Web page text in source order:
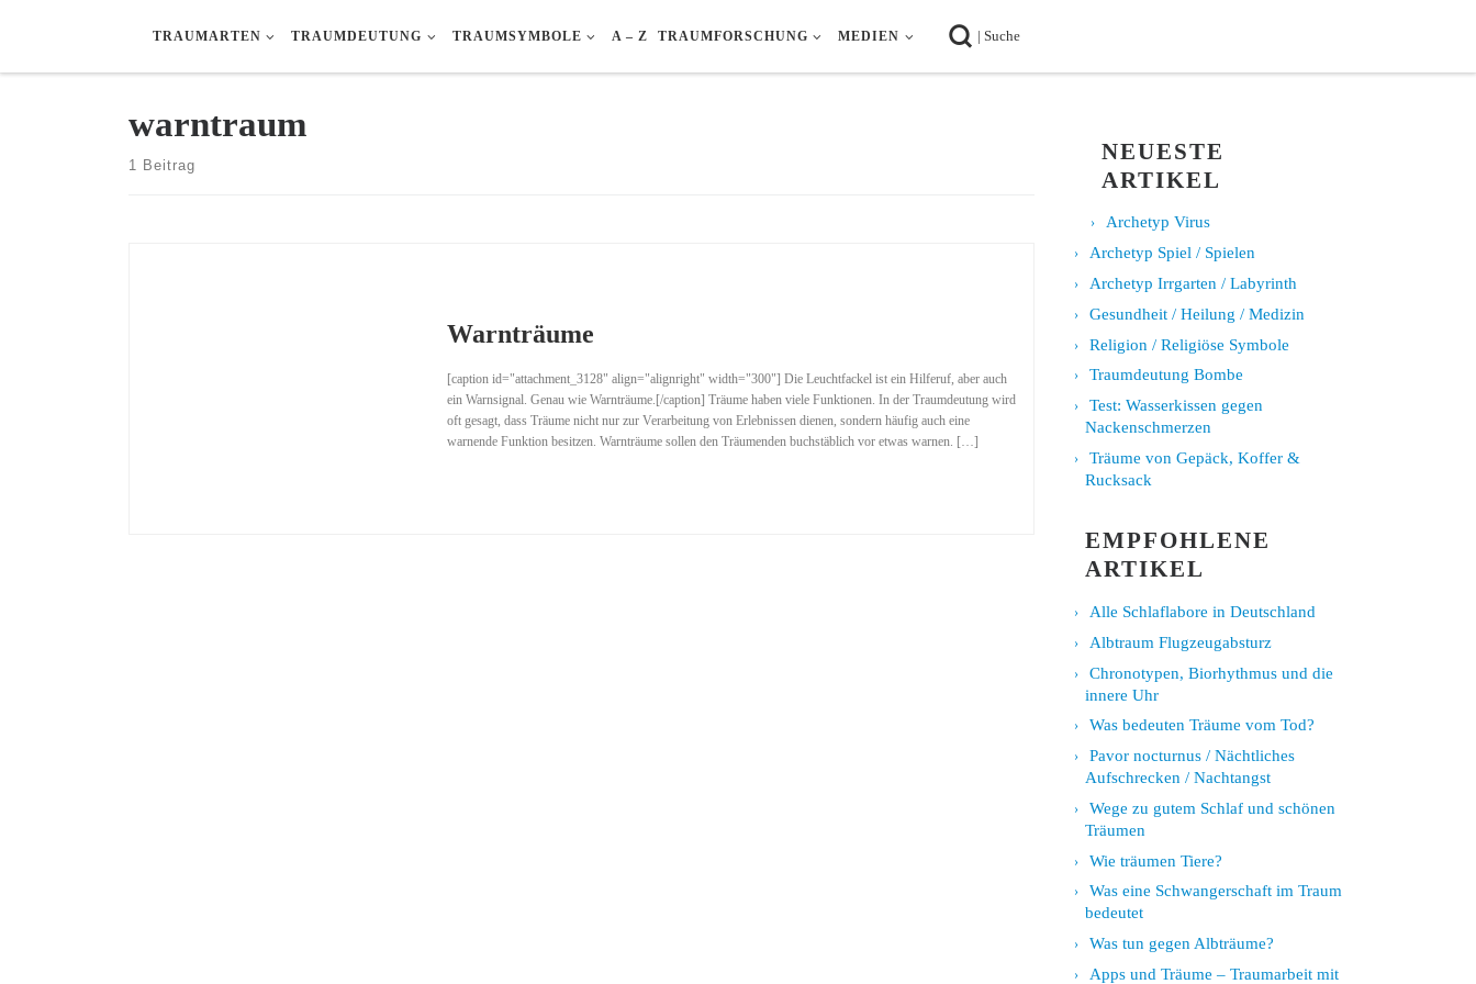
Zum Inhalt springenTRAUMARTEN TRAUMDEUTUNG TRAUMSYMBOLE A – Z TRAUMFORSCHUNG MEDIEN | SucheSearch
warntraum
1 Beitrag
Warnträume
[caption id="attachment_3128" align="alignright" width="300"] Die Leuchtfackel ist ein Hilferuf, aber auch
ein Warnsignal. Genau wie Warnträume.[/caption] Träume haben viele Funktionen. In der Traumdeutung wird
oft gesagt, dass Träume nicht nur zur Verarbeitung von Erlebnissen dienen, sondern häufig auch eine
warnende Funktion besitzen. Warnträume sollen den Träumenden buchstäblich vor etwas warnen. […]
NEUESTE
ARTIKEL
Archetyp Virus
Archetyp Spiel / Spielen
Archetyp Irrgarten / Labyrinth
Gesundheit / Heilung / Medizin
Religion / Religiöse Symbole
Traumdeutung Bombe
Test: Wasserkissen gegen
Nackenschmerzen
Träume von Gepäck, Koffer &
Rucksack
EMPFOHLENE
ARTIKEL
Alle Schlaflabore in Deutschland
Albtraum Flugzeugabsturz
Chronotypen, Biorhythmus und die
innere Uhr
Was bedeuten Träume vom Tod?
Pavor nocturnus / Nächtliches
Aufschrecken / Nachtangst
Wege zu gutem Schlaf und schönen
Träumen
Wie träumen Tiere?
Was eine Schwangerschaft im Traum
bedeutet
Was tun gegen Albträume?
Apps und Träume – Traumarbeit mit